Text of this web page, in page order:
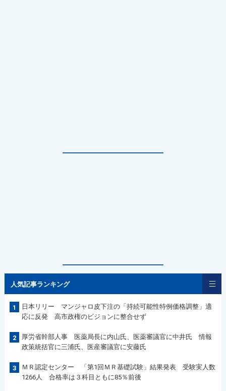
人気記事ランキング
1
日本リリー マンジャロ皮下注の「持続可能性特例価格調整」適
応に反発 高市政権のビジョンに整合せず
2
厚労省幹部人事 医薬局長に内山氏、医薬審議官に中井氏 情報
政策統括官に三浦氏、医産審議官に安藤氏
3
ＭＲ認定センター 「第1回ＭＲ基礎試験」結果発表 受験実人数
1266人 合格率は３科目ともに85％前後